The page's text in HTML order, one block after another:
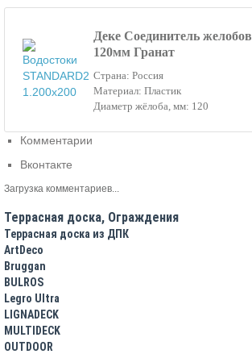
Деке Соединитель желобов
120мм Гранат
Страна: Россия
Материал: Пластик
Диаметр жёлоба, мм: 120
Комментарии
Вконтакте
Загрузка комментариев...
Террасная доска, Ограждения
Террасная доска из ДПК
ArtDeco
Bruggan
BULROS
Legro Ultra
LIGNADECK
MULTIDECK
OUTDOOR